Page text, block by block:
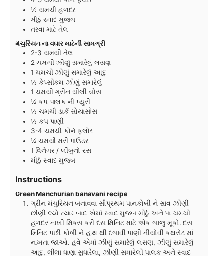
½ ચમચી હળદર
મીઠું સ્વાદ મુજબ
તરવા માટે તેલ
મંચુરિયન ના વઘાર માટેની સામગ્રી
2-3 ચમચી તેલ
2 ચમચી ઝીણું સમારેલું લસણ
1 ચમચી ઝીણું સમારેલું આદુ
½ કેપ્સીકમ ઝીણું સમારેલું
1 ચમચી ગ્રીન ચીલી સોસ
¼ કપ પાલક ની પ્યુરી
½ ચમચી ડાર્ક સોયાસોસ
½ કપ પાણી
3-4 ચમચી કોર્ન ફ્લોર
¼ ચમચી મરી પાઉડર
1 વિનેગર / લીંબુનો રસ
મીઠું સ્વાદ મુજબ
Instructions
Green Manchurian banavani recipe
ગ્રીન મંચુરિયન બનાવવા સૌપ્રથમ પાનકોબી ને સાવ ઝીણી
છીણી લ્યો ત્યાર બાદ એમાં સ્વાદ મુજબ મીઠું અને પા ચમચી
હળદર નાખી મિક્સ કરી દસ મિનિટ માટે એક બાજુ મૂકો. દસ
મિનિટ પછી કોબી ને હાથ થી દબાવી પાણી નીચોવી કથરોટ માં
નાખતા જાઓ. હવે એમાં ઝીણું સમારેલું લસણ, ઝીણું સમારેલું
આદુ, લીલા ધાણા સુધારેલા, ઝીણી સમારેલી પાલક અને સ્વાદ